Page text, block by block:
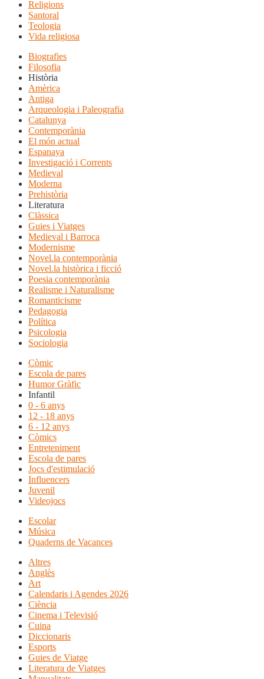
Religions
Santoral
Teologia
Vida religiosa
Biografies
Filosofia
Història
Amèrica
Antiga
Arqueologia i Paleografia
Catalunya
Contemporània
El món actual
Espanaya
Investigació i Corrents
Medieval
Moderna
Prehistòria
Literatura
Clàssica
Guies i Viatges
Medieval i Barroca
Modernisme
Novel.la contemporània
Novel.la històrica i ficció
Poesia contemporània
Realisme i Naturalisme
Romanticisme
Pedagogia
Política
Psicologia
Sociologia
Còmic
Escola de pares
Humor Gràfic
Infantil
0 - 6 anys
12 - 18 anys
6 - 12 anys
Còmics
Entreteniment
Escola de pares
Jocs d'estimulació
Influencers
Juvenil
Videojocs
Escolar
Música
Quaderns de Vacances
Altres
Anglès
Art
Calendaris i Agendes 2026
Ciència
Cinema i Televisió
Cuina
Diccionaris
Esports
Guies de Viatge
Literatura de Viatges